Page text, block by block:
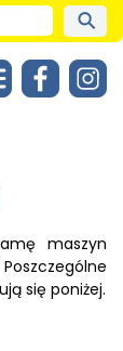
maszyn
się poniżej.